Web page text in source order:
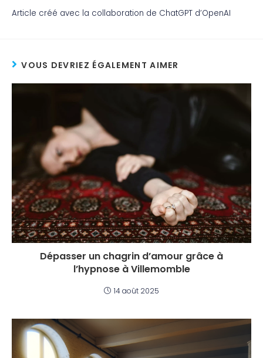
Article créé avec la collaboration de ChatGPT d’OpenAI
VOUS DEVRIEZ ÉGALEMENT AIMER
Dépasser un chagrin d’amour grâce à
l’hypnose à Villemomble
14 août 2025